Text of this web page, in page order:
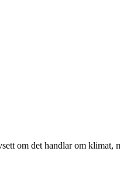
om det handlar om